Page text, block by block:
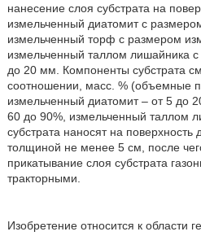
нанесение слоя субстрата на
измельченный диатомит с
измельченный торф с размером
измельченный таллом лишайника
до 20 мм. Компоненты субстрата
соотношении, масс. % (объемные
измельченный диатомит – от 5 до
60 до 90%, измельченный таллом
субстрата наносят на поверхность
толщиной не менее 5 см, после
прикатывание слоя субстрата
тракторными.
Изобретение относится к области